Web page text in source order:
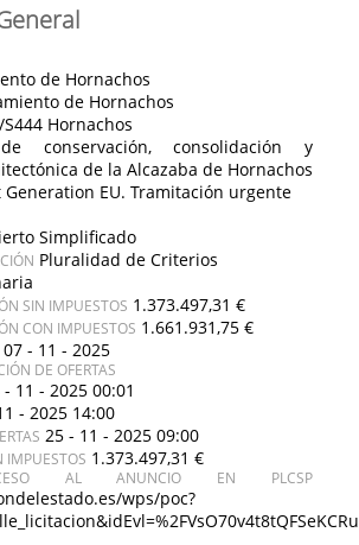
de Hornachos
de Hornachos
Hornachos
conservación, consolidación y
de la Alcazaba de Hornachos
Generation EU. Tramitación urgente
Simplificado
Pluralidad de Criterios
SIN IMPUESTOS 1.373.497,31 €
CON IMPUESTOS 1.661.931,75 €
07 - 11 - 2025
DE OFERTAS
- 11 - 2025 00:01
- 2025 14:00
25 - 11 - 2025 09:00
IMPUESTOS 1.373.497,31 €
AL ANUNCIO EN PLCSP
wps/poc?